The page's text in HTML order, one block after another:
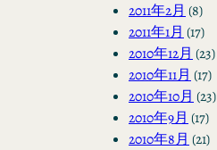
2011年2月 (8)
2011年1月 (17)
2010年12月 (23)
2010年11月 (17)
2010年10月 (23)
2010年9月 (17)
2010年8月 (21)